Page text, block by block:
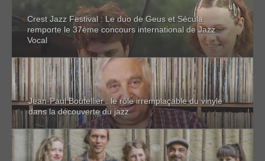
Crest Jazz Festival : Le duo de Geus et Sécula
remporte le 37ème concours international de Jazz
Vocal
Jean-Paul Boutellier : le rôle irremplaçable du vinyle
dans la découverte du jazz